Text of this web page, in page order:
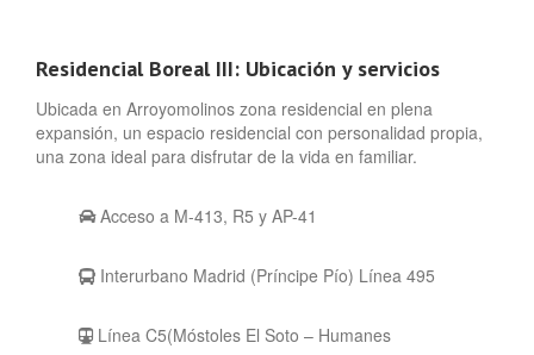
Residencial Boreal III: Ubicación y servicios
Ubicada en Arroyomolinos zona residencial en plena
expansión, un espacio residencial con personalidad propia,
una zona ideal para disfrutar de la vida en familiar.
Acceso a M-413, R5 y AP-41
Interurbano Madrid (Príncipe Pío) Línea 495
Línea C5(Móstoles El Soto – Humanes